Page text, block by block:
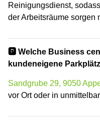
Reinigungsdienst,
der Arbeitsräume sorgen
🅿️ Welche Business
kundeneigene
Sandgrube 29, 9050
vor Ort oder in